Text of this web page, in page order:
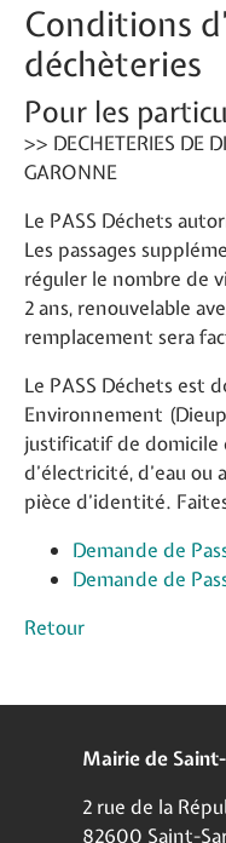
Conditions
déchèteries
Pour les
>> DECHETERIES DE
GARONNE
Le PASS Déchets
Les passages
réguler le nombre de
2 ans, renouvelable
remplacement sera
Le PASS Déchets est
Environnement
justificatif de domicile
d’électricité, d’eau
pièce d’identité.
Demande de
Demande de
Retour
Mairie de
2 rue de la
82600 Saint-